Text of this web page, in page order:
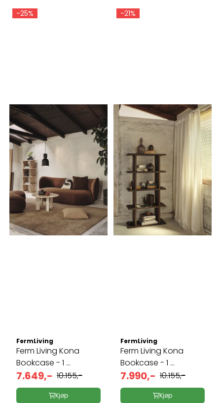
-25%
FermLiving
Ferm Living Kona
Bookcase - 1 ...
7.649,- 10.155,-
Kjøp
-21%
FermLiving
Ferm Living Kona
Bookcase - 1 ...
7.990,- 10.155,-
Kjøp